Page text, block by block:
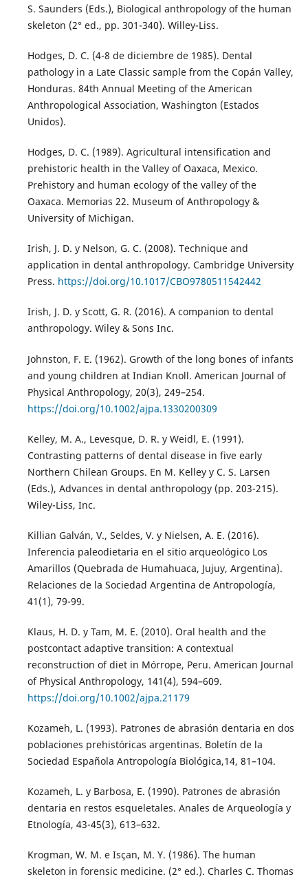
S. Saunders (Eds.), Biological anthropology of the human
skeleton (2° ed., pp. 301-340). Willey-Liss.
Hodges, D. C. (4-8 de diciembre de 1985). Dental
pathology in a Late Classic sample from the Copán Valley,
Honduras. 84th Annual Meeting of the American
Anthropological Association, Washington (Estados
Unidos).
Hodges, D. C. (1989). Agricultural intensification and
prehistoric health in the Valley of Oaxaca, Mexico.
Prehistory and human ecology of the valley of the
Oaxaca. Memorias 22. Museum of Anthropology &
University of Michigan.
Irish, J. D. y Nelson, G. C. (2008). Technique and
application in dental anthropology. Cambridge University
Press. https://doi.org/10.1017/CBO9780511542442
Irish, J. D. y Scott, G. R. (2016). A companion to dental
anthropology. Wiley & Sons Inc.
Johnston, F. E. (1962). Growth of the long bones of infants
and young children at Indian Knoll. American Journal of
Physical Anthropology, 20(3), 249–254.
https://doi.org/10.1002/ajpa.1330200309
Kelley, M. A., Levesque, D. R. y Weidl, E. (1991).
Contrasting patterns of dental disease in five early
Northern Chilean Groups. En M. Kelley y C. S. Larsen
(Eds.), Advances in dental anthropology (pp. 203-215).
Wiley-Liss, Inc.
Killian Galván, V., Seldes, V. y Nielsen, A. E. (2016).
Inferencia paleodietaria en el sitio arqueológico Los
Amarillos (Quebrada de Humahuaca, Jujuy, Argentina).
Relaciones de la Sociedad Argentina de Antropología,
41(1), 79-99.
Klaus, H. D. y Tam, M. E. (2010). Oral health and the
postcontact adaptive transition: A contextual
reconstruction of diet in Mórrope, Peru. American Journal
of Physical Anthropology, 141(4), 594–609.
https://doi.org/10.1002/ajpa.21179
Kozameh, L. (1993). Patrones de abrasión dentaria en dos
poblaciones prehistóricas argentinas. Boletín de la
Sociedad Española Antropología Biológica,14, 81–104.
Kozameh, L. y Barbosa, E. (1990). Patrones de abrasión
dentaria en restos esqueletales. Anales de Arqueología y
Etnología, 43-45(3), 613–632.
Krogman, W. M. e Isçan, M. Y. (1986). The human
skeleton in forensic medicine. (2° ed.). Charles C. Thomas